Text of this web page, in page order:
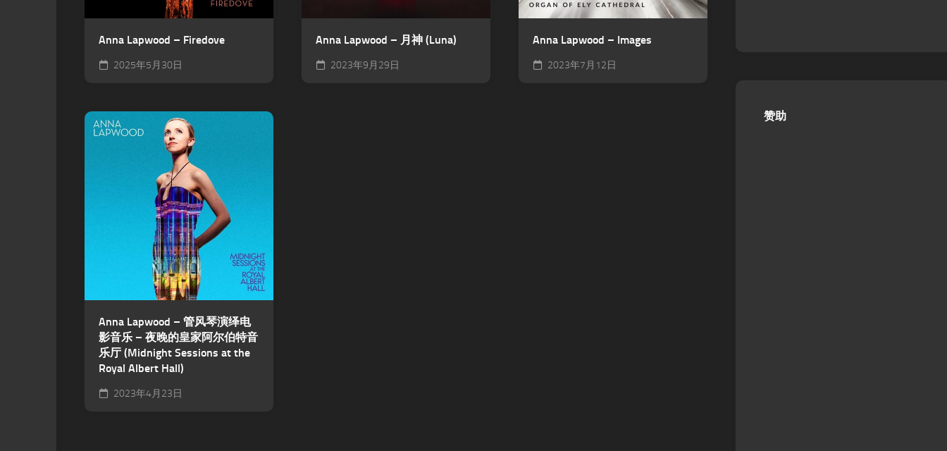
Anna Lapwood – Firedove
2025年5月30日
Anna Lapwood – 月神 (Luna)
2023年9月29日
Anna Lapwood – Images
2023年7月12日
Anna Lapwood – 管风琴演绎电
影音乐 – 夜晚的皇家阿尔伯特音
乐厅 (Midnight Sessions at the
Royal Albert Hall)
2023年4月23日
赞助